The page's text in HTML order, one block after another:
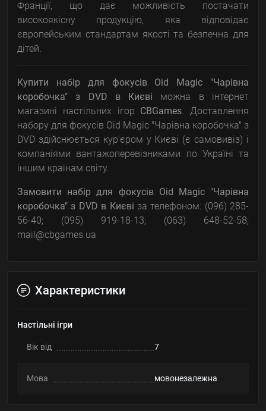
Франції, що дає можливість постачати
високоякісну продукцію, яка відповідає
європейським стандартам якості та безпечна для
дітей.
Купити набір для фокусів Oid Magic "Чарівна
коробочка" з DVD в Києві
можна в інтернет
магазині настільних ігор CBGames. Доставлення
набору для фокусів Oid Magic "Чарівна коробочка" з
DVD здійснюється кур'єром у Києві (є самовивіз) і
компаніями вантажоперевізниками по Україні та
іншим країнам світу.
Замовити набір для фокусів Oid Magic "Чарівна
коробочка" з DVD в Києві за телефоном: (096) 285-
56-40; (095) 919-18-13; (063) 648-52-58;
mail@cbgames.ua
Характеристики
Настільні ігри
Вік від 7
Мова мовонезалежна